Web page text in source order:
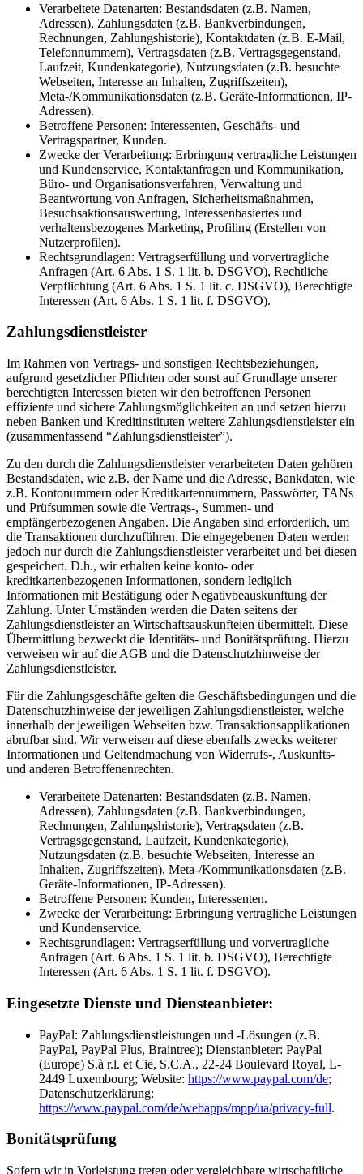
Verarbeitete Datenarten: Bestandsdaten (z.B. Namen,
Adressen), Zahlungsdaten (z.B. Bankverbindungen,
Rechnungen, Zahlungshistorie), Kontaktdaten (z.B. E-Mail,
Telefonnummern), Vertragsdaten (z.B. Vertragsgegenstand,
Laufzeit, Kundenkategorie), Nutzungsdaten (z.B. besuchte
Webseiten, Interesse an Inhalten, Zugriffszeiten),
Meta-/Kommunikationsdaten (z.B. Geräte-Informationen, IP-
Adressen).
Betroffene Personen: Interessenten, Geschäfts- und
Vertragspartner, Kunden.
Zwecke der Verarbeitung: Erbringung vertragliche Leistungen
und Kundenservice, Kontaktanfragen und Kommunikation,
Büro- und Organisationsverfahren, Verwaltung und
Beantwortung von Anfragen, Sicherheitsmaßnahmen,
Besuchsaktionsauswertung, Interessenbasiertes und
verhaltensbezogenes Marketing, Profiling (Erstellen von
Nutzerprofilen).
Rechtsgrundlagen: Vertragserfüllung und vorvertragliche
Anfragen (Art. 6 Abs. 1 S. 1 lit. b. DSGVO), Rechtliche
Verpflichtung (Art. 6 Abs. 1 S. 1 lit. c. DSGVO), Berechtigte
Interessen (Art. 6 Abs. 1 S. 1 lit. f. DSGVO).
Zahlungsdienstleister
Im Rahmen von Vertrags- und sonstigen Rechtsbeziehungen,
aufgrund gesetzlicher Pflichten oder sonst auf Grundlage unserer
berechtigten Interessen bieten wir den betroffenen Personen
effiziente und sichere Zahlungsmöglichkeiten an und setzen hierzu
neben Banken und Kreditinstituten weitere Zahlungsdienstleister ein
(zusammenfassend “Zahlungsdienstleister”).
Zu den durch die Zahlungsdienstleister verarbeiteten Daten gehören
Bestandsdaten, wie z.B. der Name und die Adresse, Bankdaten, wie
z.B. Kontonummern oder Kreditkartennummern, Passwörter, TANs
und Prüfsummen sowie die Vertrags-, Summen- und
empfängerbezogenen Angaben. Die Angaben sind erforderlich, um
die Transaktionen durchzuführen. Die eingegebenen Daten werden
jedoch nur durch die Zahlungsdienstleister verarbeitet und bei diesen
gespeichert. D.h., wir erhalten keine konto- oder
kreditkartenbezogenen Informationen, sondern lediglich
Informationen mit Bestätigung oder Negativbeauskunftung der
Zahlung. Unter Umständen werden die Daten seitens der
Zahlungsdienstleister an Wirtschaftsauskunfteien übermittelt. Diese
Übermittlung bezweckt die Identitäts- und Bonitätsprüfung. Hierzu
verweisen wir auf die AGB und die Datenschutzhinweise der
Zahlungsdienstleister.
Für die Zahlungsgeschäfte gelten die Geschäftsbedingungen und die
Datenschutzhinweise der jeweiligen Zahlungsdienstleister, welche
innerhalb der jeweiligen Webseiten bzw. Transaktionsapplikationen
abrufbar sind. Wir verweisen auf diese ebenfalls zwecks weiterer
Informationen und Geltendmachung von Widerrufs-, Auskunfts-
und anderen Betroffenenrechten.
Verarbeitete Datenarten: Bestandsdaten (z.B. Namen,
Adressen), Zahlungsdaten (z.B. Bankverbindungen,
Rechnungen, Zahlungshistorie), Vertragsdaten (z.B.
Vertragsgegenstand, Laufzeit, Kundenkategorie),
Nutzungsdaten (z.B. besuchte Webseiten, Interesse an
Inhalten, Zugriffszeiten), Meta-/Kommunikationsdaten (z.B.
Geräte-Informationen, IP-Adressen).
Betroffene Personen: Kunden, Interessenten.
Zwecke der Verarbeitung: Erbringung vertragliche Leistungen
und Kundenservice.
Rechtsgrundlagen: Vertragserfüllung und vorvertragliche
Anfragen (Art. 6 Abs. 1 S. 1 lit. b. DSGVO), Berechtigte
Interessen (Art. 6 Abs. 1 S. 1 lit. f. DSGVO).
Eingesetzte Dienste und Diensteanbieter:
PayPal: Zahlungsdienstleistungen und -Lösungen (z.B.
PayPal, PayPal Plus, Braintree); Dienstanbieter: PayPal
(Europe) S.à r.l. et Cie, S.C.A., 22-24 Boulevard Royal, L-
2449 Luxembourg; Website: https://www.paypal.com/de;
Datenschutzerklärung:
https://www.paypal.com/de/webapps/mpp/ua/privacy-full.
Bonitätsprüfung
Sofern wir in Vorleistung treten oder vergleichbare wirtschaftliche